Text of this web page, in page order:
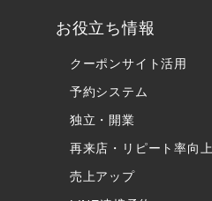
お役立ち情報
クーポンサイト活用
予約システム
独立・開業
再来店・リピート率向上
売上アップ